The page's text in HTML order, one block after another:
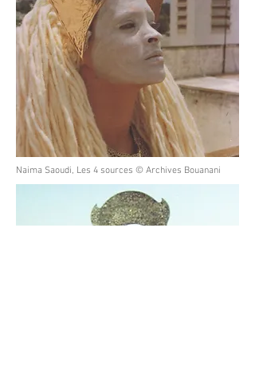
Naima Saoudi, Les 4 sources © Archives Bouanani